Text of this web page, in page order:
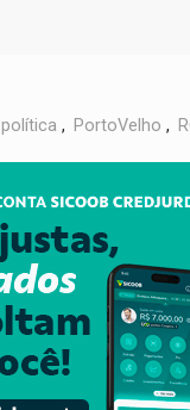
política , PortoVelho ,